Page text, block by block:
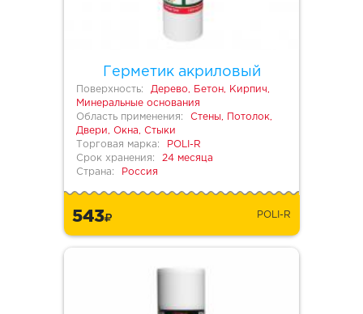
Герметик акриловый
Поверхность:
Дерево, Бетон, Кирпич,
Минеральные основания
Область применения:
Стены, Потолок,
Двери, Окна, Стыки
Торговая марка:
POLI-R
Срок хранения:
24 месяца
Страна:
Россия
543 POLI-R